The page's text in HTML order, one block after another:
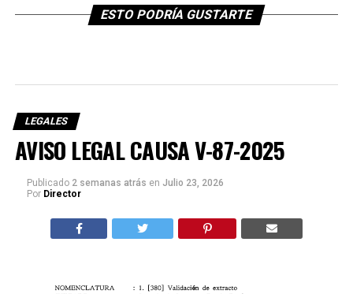
ESTO PODRÍA GUSTARTE
LEGALES
AVISO LEGAL CAUSA V-87-2025
Publicado 2 semanas atrás en Julio 23, 2026
Por Director